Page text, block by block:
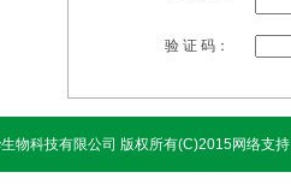
验 证 码：
物科技有限公司 版权所有(C)2015网络支